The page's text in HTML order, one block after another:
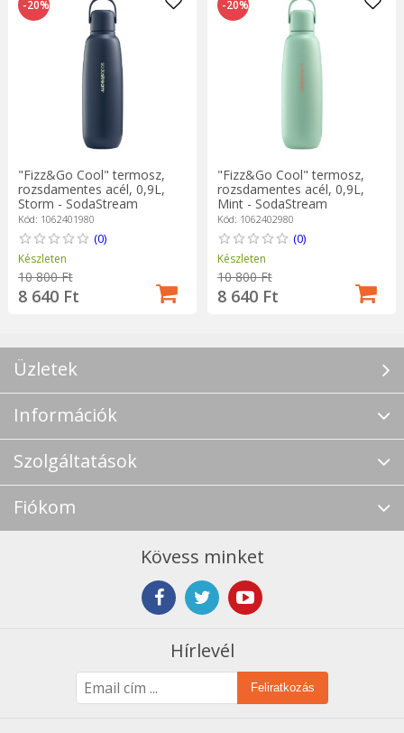
-20%
"Fizz&Go Cool" termosz,
rozsdamentes acél, 0,9L,
Storm - SodaStream
Kód: 1062401980
(0)
Készleten
10 800 Ft
8 640 Ft
-20%
"Fizz&Go Cool" termosz,
rozsdamentes acél, 0,9L,
Mint - SodaStream
Kód: 1062402980
(0)
Készleten
10 800 Ft
8 640 Ft
Üzletek
Információk
Szolgáltatások
Fiókom
Kövess minket
Hírlevél
Feliratkozás